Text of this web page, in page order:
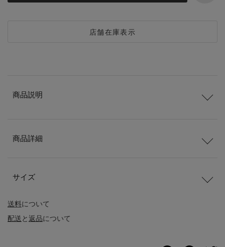
店舗在庫表示
送料について
配送と返品について
商品説明
商品詳細
サイズ